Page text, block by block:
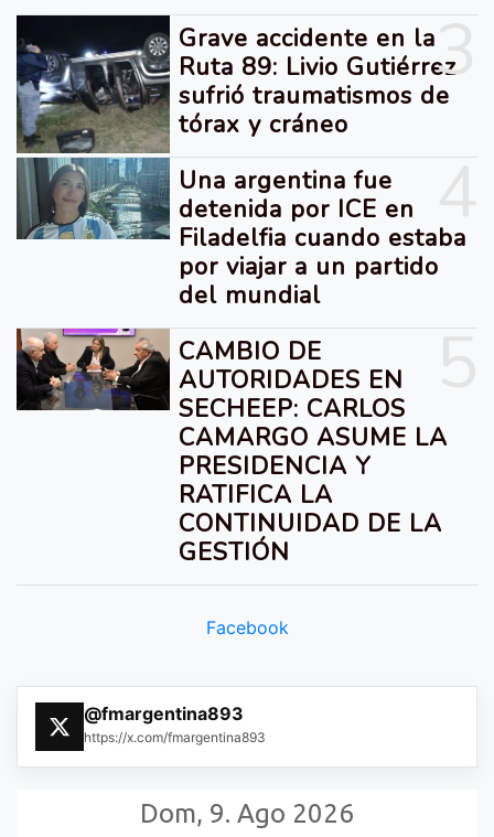
3
Grave accidente en la
Ruta 89: Livio Gutiérrez
sufrió traumatismos de
tórax y cráneo
Una argentina fue
detenida por ICE en
Filadelfia cuando estaba
por viajar a un partido
del mundial
CAMBIO DE
AUTORIDADES EN
SECHEEP: CARLOS
CAMARGO ASUME LA
PRESIDENCIA Y
RATIFICA LA
CONTINUIDAD DE LA
GESTIÓN
Facebook
@fmargentina893
https://x.com/fmargentina893